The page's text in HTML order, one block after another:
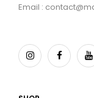
Email :